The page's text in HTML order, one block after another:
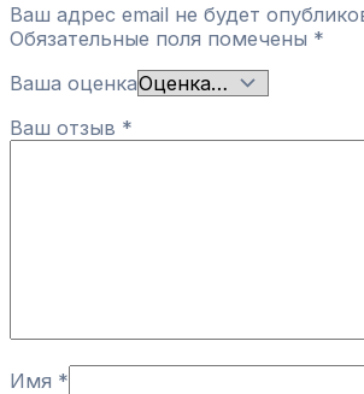
Ваш адрес email не будет
Обязательные поля помечены *
Ваша оценка
Ваш отзыв *
Имя *